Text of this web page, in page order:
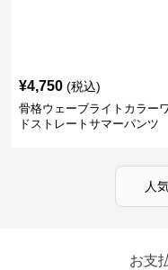
¥4,750 (税込)
骨格ウェーブライトカラー
ドストレートサマーパンツ
人
お支